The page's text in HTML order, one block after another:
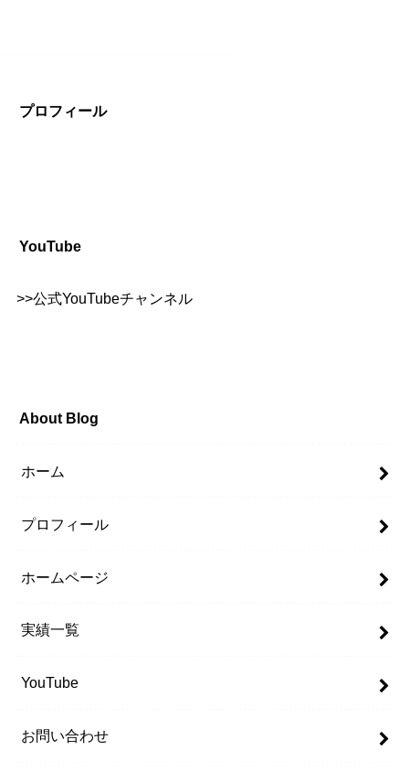
プロフィール
YouTube
>>公式YouTubeチャンネル
About Blog
ホーム
プロフィール
ホームページ
実績一覧
YouTube
お問い合わせ